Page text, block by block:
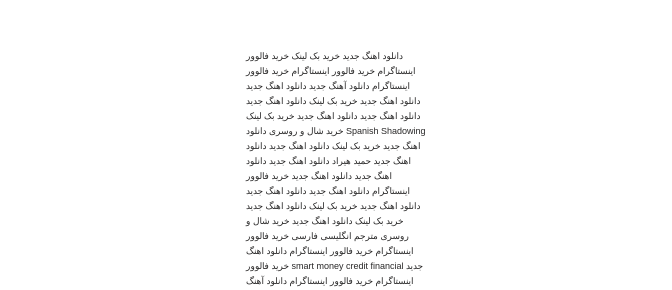
دانلود اهنگ جدید خرید بک لینک خرید فالوور
اینستاگرام خرید فالوور اینستاگرام خرید فالوور
اینستاگرام دانلود آهنگ جدید دانلود اهنگ جدید
دانلود اهنگ جدید خرید بک لینک دانلود اهنگ جدید
دانلود اهنگ جدید دانلود اهنگ جدید خرید بک لینک
Spanish Shadowing خرید شال و روسری دانلود
اهنگ جدید خرید بک لینک دانلود اهنگ جدید دانلود
اهنگ جدید حمید هیراد دانلود اهنگ جدید دانلود
اهنگ جدید دانلود اهنگ جدید خرید فالوور
اینستاگرام دانلود اهنگ جدید دانلود اهنگ جدید
دانلود اهنگ جدید خرید بک لینک دانلود اهنگ جدید
خرید بک لینک دانلود اهنگ جدید خرید شال و
روسری مترجم انگلیسی فارسی خرید فالوور
اینستاگرام خرید فالوور اینستاگرام دانلود اهنگ
جدید smart money credit financial خرید فالوور
اینستاگرام خرید فالوور اینستاگرام دانلود آهنگ